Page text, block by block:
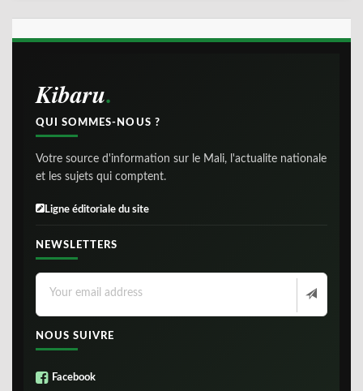
Kibaru
QUI SOMMES-NOUS ?
Votre source d'information sur le Mali, l'actualite nationale
et les sujets qui comptent.
Ligne éditoriale du site
NEWSLETTERS
NOUS SUIVRE
Facebook